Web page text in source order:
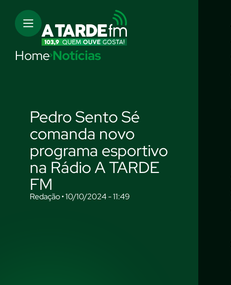
Home Notícias
Pedro Sento Sé
comanda novo
programa esportivo
na Rádio A TARDE
FM
Redação • 10/10/2024 - 11:49